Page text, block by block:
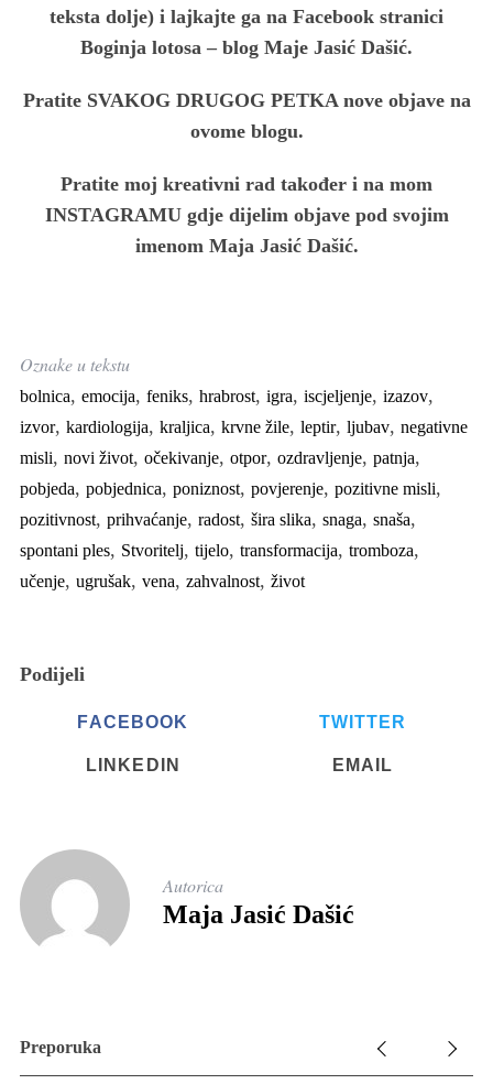
teksta dolje) i lajkajte ga na Facebook stranici
Boginja lotosa – blog Maje Jasić Dašić.
Pratite SVAKOG DRUGOG PETKA nove objave na
ovome blogu.
Pratite moj kreativni rad također i na mom
INSTAGRAMU gdje dijelim objave pod svojim
imenom Maja Jasić Dašić.
Oznake u tekstu
bolnica, emocija, feniks, hrabrost, igra, iscjeljenje, izazov,
izvor, kardiologija, kraljica, krvne žile, leptir, ljubav, negativne
misli, novi život, očekivanje, otpor, ozdravljenje, patnja,
pobjeda, pobjednica, poniznost, povjerenje, pozitivne misli,
pozitivnost, prihvaćanje, radost, šira slika, snaga, snaša,
spontani ples, Stvoritelj, tijelo, transformacija, tromboza,
učenje, ugrušak, vena, zahvalnost, život
Podijeli
FACEBOOK TWITTER
LINKEDIN EMAIL
Autorica
Maja Jasić Dašić
Preporuka